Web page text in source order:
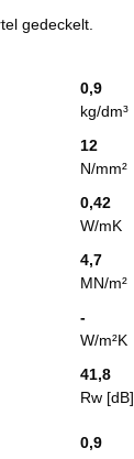
gedeckelt.
0,9
kg/dm³
12
N/mm²
0,42
W/mK
4,7
MN/m²
-
W/m²K
41,8
Rw [dB]
0,9